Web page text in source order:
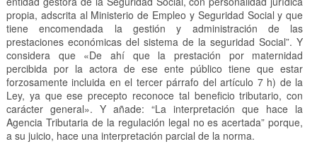
propia, adscrita al Ministerio de Empleo y Seguridad Social y que
tiene encomendada la gestión y administración de las
prestaciones económicas del sistema de la seguridad Social”. Y
considera que «De ahí que la prestación por maternidad
percibida por la actora de ese ente público tiene que estar
forzosamente incluida en el tercer párrafo del artículo 7 h) de la
Ley, ya que ese precepto reconoce tal beneficio tributario, con
carácter general». Y añade: “La interpretación que hace la
Agencia Tributaria de la regulación legal no es acertada” porque,
a su juicio, hace una interpretación parcial de la norma.